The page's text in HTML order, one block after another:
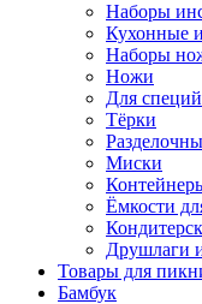
Наборы
Кухонные
Наборы
Ножи
Для специй
Тёрки
Миски
Ёмкости
Друшлаги
Товары для
Бамбук